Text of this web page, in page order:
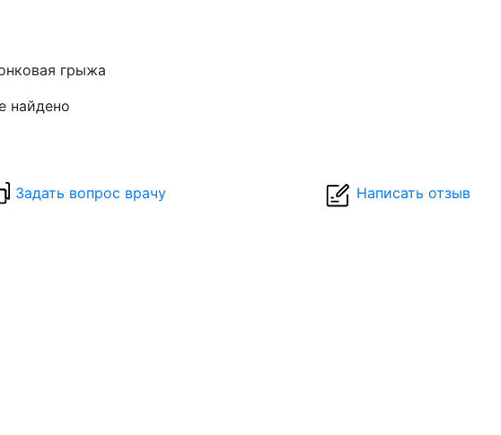
грыжа
найдено
Задать вопрос врачу
Написать отзыв